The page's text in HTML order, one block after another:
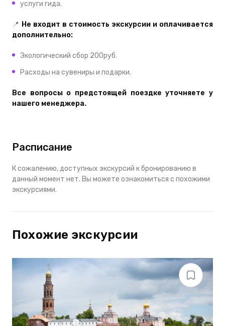
услуги гида.
📍 Не входит в стоимость экскурсии и оплачивается
дополнительно:
Экологический сбор 200руб.
Расходы на сувениры и подарки.
Все вопросы о предстоящей поездке уточняете у
нашего менеджера.
Расписание
К сожалению, доступных экскурсий к бронированию в
данный момент нет. Вы можете ознакомиться с похожими
экскурсиями.
Похожие экскурсии